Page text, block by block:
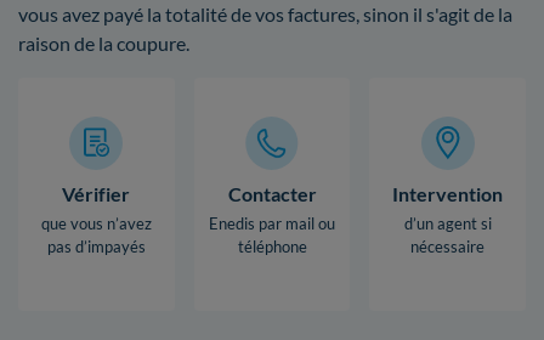
vous avez payé la totalité de vos factures, sinon il s'agit de la
raison de la coupure.
Vérifier
que vous n’avez
pas d’impayés
Contacter
Enedis par mail ou
téléphone
Intervention
d’un agent si
nécessaire